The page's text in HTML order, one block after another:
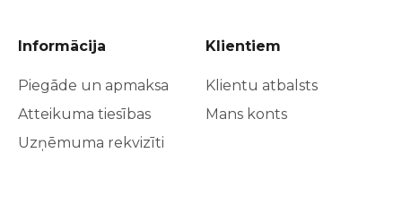
Informācija
Piegāde un apmaksa
Atteikuma tiesības
Uzņēmuma rekvizīti
Klientiem
Klientu atbalsts
Mans konts